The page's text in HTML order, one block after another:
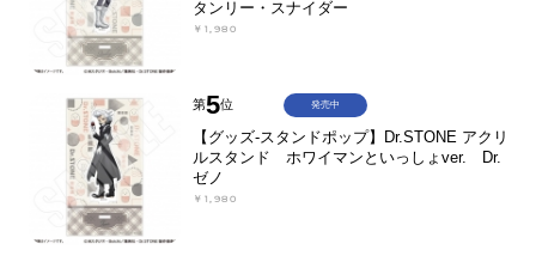
タンリー・スナイダー
￥1,980
第5位
【グッズ-スタンドポップ】Dr.STONE アクリ
ルスタンド ホワイマンといっしょver. Dr.
ゼノ
￥1,980
発売中